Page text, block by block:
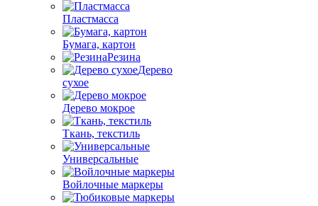
Пластмасса
Бумага, картон
Резина
Дерево
сухое
Дерево мокрое
Ткань, текстиль
Универсальные
Войлочные маркеры